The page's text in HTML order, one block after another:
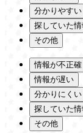
分かりやすい
探していた
その他
情報が不正確
情報が遅い
分かりにくい
探していた
その他